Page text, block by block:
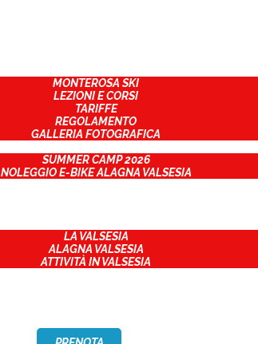
MONTEROSA SKI
LEZIONI E CORSI
TARIFFE
REGOLAMENTO
GALLERIA FOTOGRAFICA
SUMMER CAMP 2026
NOLEGGIO E-BIKE ALAGNA VALSESIA
LA VALSESIA
ALAGNA VALSESIA
ATTIVITÀ IN VALSESIA